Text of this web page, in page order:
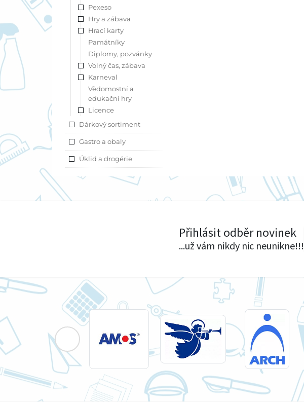
Pexeso
Hry a zábava
Hrací karty
Památníky
Diplomy, pozvánky
Volný čas, zábava
Karneval
Vědomostní a
edukační hry
Licence
Dárkový sortiment
Gastro a obaly
Úklid a drogérie
Přihlásit odběr novinek
...už vám nikdy nic neunikne!!!